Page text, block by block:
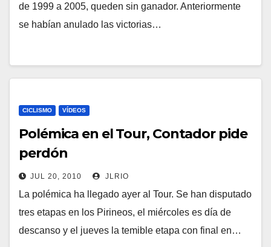
de 1999 a 2005, queden sin ganador. Anteriormente
se habían anulado las victorias…
CICLISMO VÍDEOS
Polémica en el Tour, Contador pide
perdón
JUL 20, 2010 JLRIO
La polémica ha llegado ayer al Tour. Se han disputado
tres etapas en los Pirineos, el miércoles es día de
descanso y el jueves la temible etapa con final en…